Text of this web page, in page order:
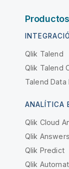
Productos
Qlik Talend
Qlik Talend
Talend Data
ANALÍTICA
Qlik Cloud
Qlik Answers
Qlik Predict
Qlik